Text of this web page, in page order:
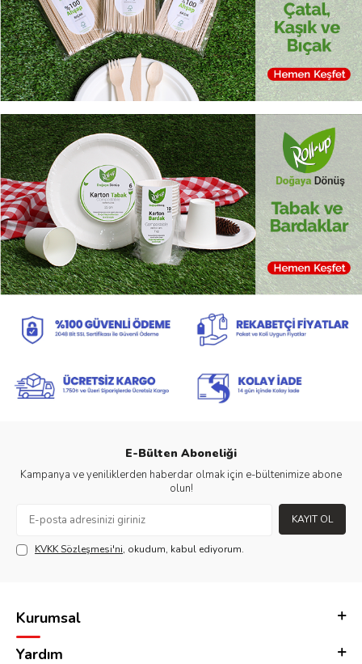
E-Bülten Aboneliği
Kampanya ve yeniliklerden haberdar olmak için e-bültenimize abone
olun!
KAYIT OL
KVKK Sözleşmesi'ni, okudum, kabul ediyorum.
Kurumsal
Yardım